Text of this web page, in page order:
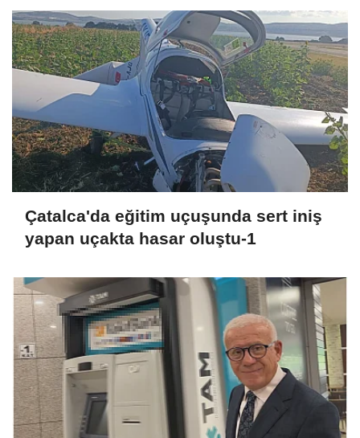
Çatalca'da eğitim uçuşunda sert iniş
yapan uçakta hasar oluştu-1